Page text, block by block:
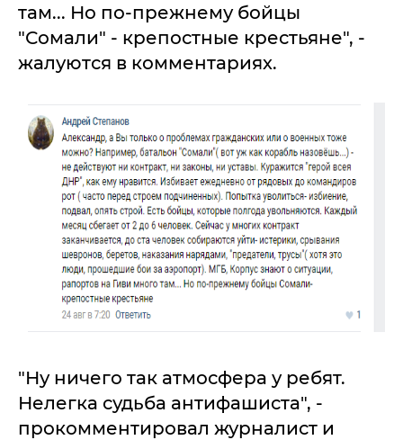
там... Но по-прежнему бойцы
"Сомали" - крепостные крестьяне", -
жалуются в комментариях.
"Ну ничего так атмосфера у ребят.
Нелегка судьба антифашиста", -
прокомментировал журналист и